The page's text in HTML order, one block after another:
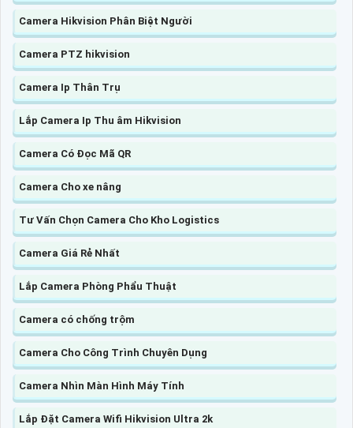
Camera Hikvision Phân Biệt Người
Camera PTZ hikvision
Camera Ip Thân Trụ
Lắp Camera Ip Thu âm Hikvision
Camera Có Đọc Mã QR
Camera Cho xe nâng
Tư Vấn Chọn Camera Cho Kho Logistics
Camera Giá Rẻ Nhất
Lắp Camera Phòng Phẩu Thuật
Camera có chống trộm
Camera Cho Công Trình Chuyên Dụng
Camera Nhìn Màn Hình Máy Tính
Lắp Đặt Camera Wifi Hikvision Ultra 2k